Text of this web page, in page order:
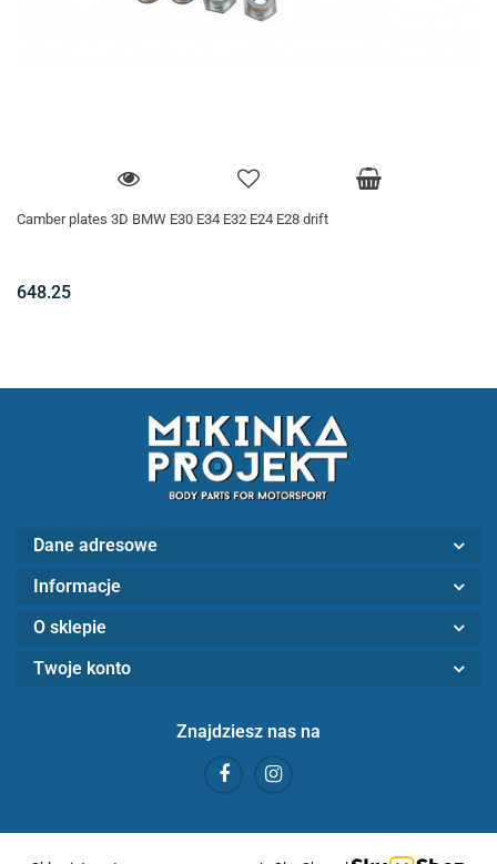
Camber plates 3D BMW E30 E34 E32 E24 E28 drift
648.25
Dane adresowe
Informacje
O sklepie
Twoje konto
Znajdziesz nas na